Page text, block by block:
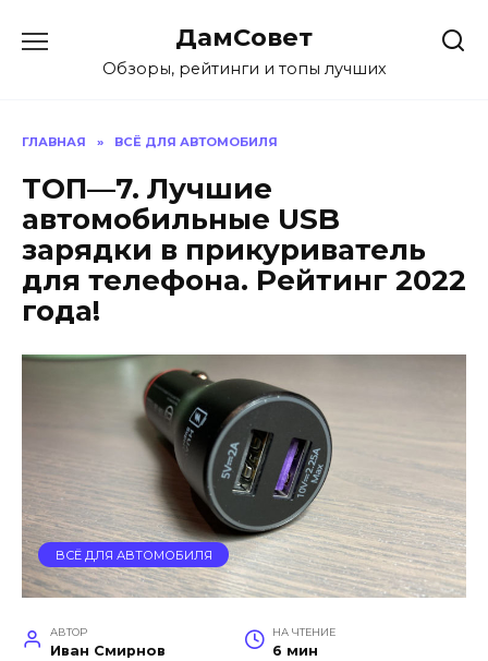
содержанию
ДамСовет
Обзоры, рейтинги и топы лучших
ГЛАВНАЯ » ВСЁ ДЛЯ АВТОМОБИЛЯ
ТОП—7. Лучшие
автомобильные USB
зарядки в прикуриватель
для телефона. Рейтинг 2022
года!
ВСЁ ДЛЯ АВТОМОБИЛЯ
АВТОР
Иван Смирнов
НА ЧТЕНИЕ
6 мин